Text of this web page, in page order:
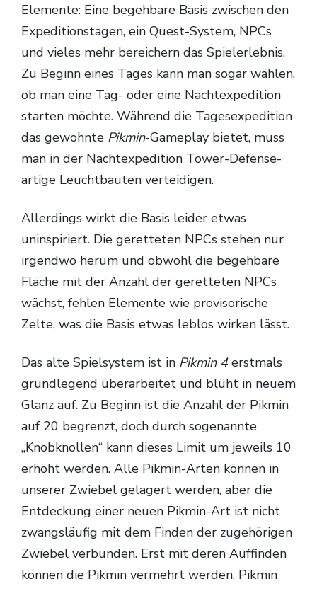
Elemente: Eine begehbare Basis zwischen den
Expeditionstagen, ein Quest-System, NPCs
und vieles mehr bereichern das Spielerlebnis.
Zu Beginn eines Tages kann man sogar wählen,
ob man eine Tag- oder eine Nachtexpedition
starten möchte. Während die Tagesexpedition
das gewohnte Pikmin-Gameplay bietet, muss
man in der Nachtexpedition Tower-Defense-
artige Leuchtbauten verteidigen.
Allerdings wirkt die Basis leider etwas
uninspiriert. Die geretteten NPCs stehen nur
irgendwo herum und obwohl die begehbare
Fläche mit der Anzahl der geretteten NPCs
wächst, fehlen Elemente wie provisorische
Zelte, was die Basis etwas leblos wirken lässt.
Das alte Spielsystem ist in Pikmin 4erstmals
grundlegend überarbeitet und blüht in neuem
Glanz auf. Zu Beginn ist die Anzahl der Pikmin
auf 20 begrenzt, doch durch sogenannte
„Knobknollen“ kann dieses Limit um jeweils 10
erhöht werden. Alle Pikmin-Arten können in
unserer Zwiebel gelagert werden, aber die
Entdeckung einer neuen Pikmin-Art ist nicht
zwangsläufig mit dem Finden der zugehörigen
Zwiebel verbunden. Erst mit deren Auffinden
können die Pikmin vermehrt werden. Pikmin